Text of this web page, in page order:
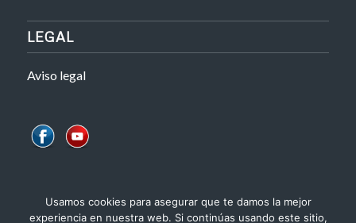
LEGAL
Aviso legal
Usamos cookies para asegurar que te damos la mejor
experiencia en nuestra web. Si continúas usando este sitio,